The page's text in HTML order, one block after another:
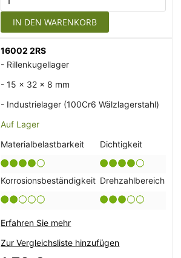
IN DEN WARENKORB
16002 2RS
- Rillenkugellager
- 15 x 32 x 8 mm
- Industrielager (100Cr6 Wälzlagerstahl)
Auf Lager
Materialbelastbarkeit
Dichtigkeit
Korrosionsbeständigkeit Drehzahlbereich
Erfahren Sie mehr
Zur Vergleichsliste hinzufügen